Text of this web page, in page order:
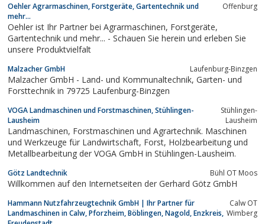
Oehler Agrarmaschinen, Forstgeräte, Gartentechnik und
mehr...
Offenburg
Oehler ist Ihr Partner bei Agrarmaschinen, Forstgeräte,
Gartentechnik und mehr... - Schauen Sie herein und erleben Sie
unsere Produktvielfalt
Malzacher GmbH Laufenburg-Binzgen
Malzacher GmbH - Land- und Kommunaltechnik, Garten- und
Forsttechnik in 79725 Laufenburg-Binzgen
VOGA Landmaschinen und Forstmaschinen, Stühlingen-
Lausheim
Stühlingen-
Lausheim
Landmaschinen, Forstmaschinen und Agrartechnik. Maschinen
und Werkzeuge für Landwirtschaft, Forst, Holzbearbeitung und
Metallbearbeitung der VOGA GmbH in Stühlingen-Lausheim.
Götz Landtechnik Bühl OT Moos
Willkommen auf den Internetseiten der Gerhard Götz GmbH
Hammann Nutzfahrzeugtechnik GmbH | Ihr Partner für
Landmaschinen in Calw, Pforzheim, Böblingen, Nagold, Enzkreis,
Calw OT
Wimberg